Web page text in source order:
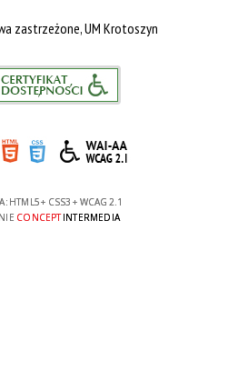
zastrzeżone, UM Krotoszyn
HTML5+ CSS3 + WCAG 2.1
CONCEPTINTERMEDIA